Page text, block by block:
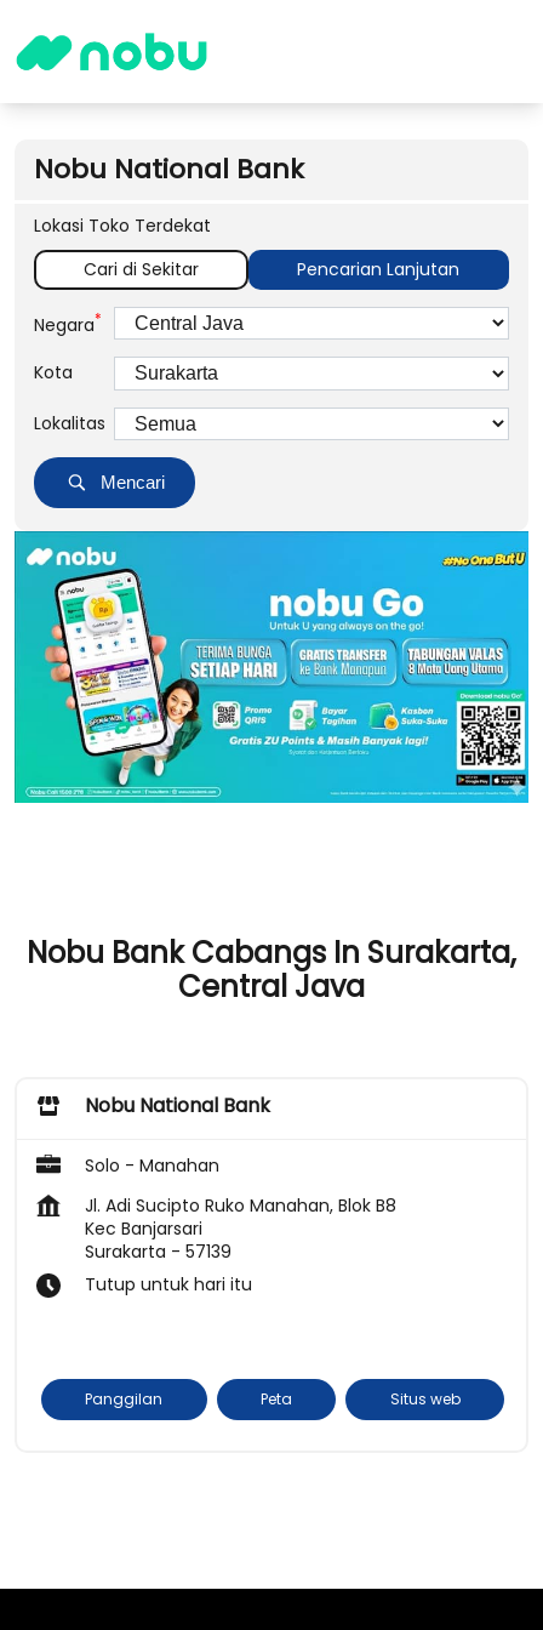
Nobu National Bank
Lokasi Toko Terdekat
Cari di Sekitar
Pencarian Lanjutan
Negara*
Kota
Lokalitas
Mencari
Nobu Bank Cabangs In Surakarta,
Central Java
Nobu National Bank
Solo - Manahan
Jl. Adi Sucipto Ruko Manahan, Blok B8
Kec Banjarsari
Surakarta - 57139
Tutup untuk hari itu
Panggilan Peta Situs web